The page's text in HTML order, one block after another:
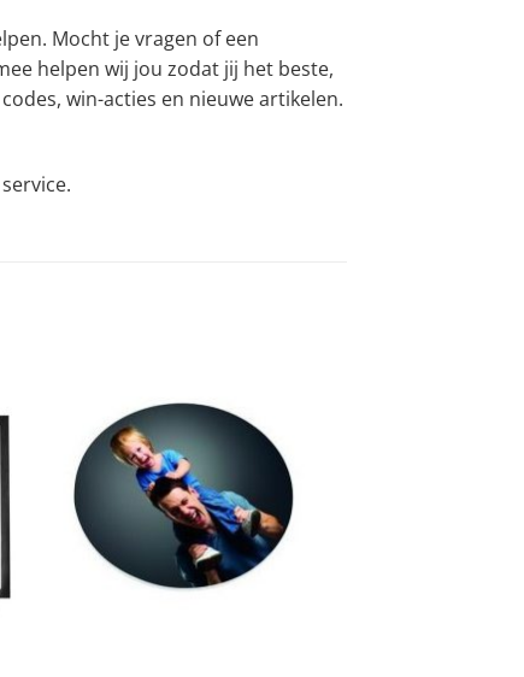
Mocht je vragen of een
helpen wij jou zodat jij het beste,
win-acties en nieuwe artikelen.